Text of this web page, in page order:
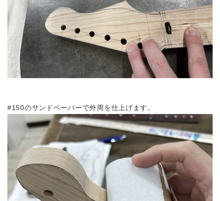
#150のサンドペーパーで外周を仕上げます。